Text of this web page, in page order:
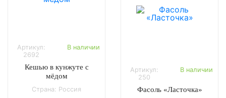
Артикул:
2692
В наличии
Кешью в кунжуте с
мёдом
Страна: Россия
Артикул:
250
В наличии
Фасоль «Ласточка»